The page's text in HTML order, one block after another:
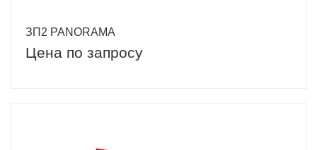
ЗП2 PANORAMA
Цена по запросу